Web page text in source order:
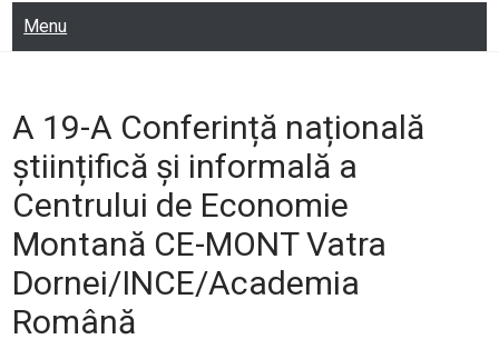
Menu
A 19-A Conferință națională
științifică și informală a
Centrului de Economie
Montană CE-MONT Vatra
Dornei/INCE/Academia
Română